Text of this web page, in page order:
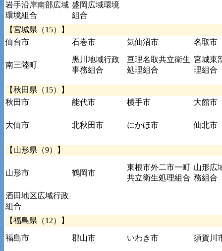
岩手沿岸南部広域
環境組合
盛岡広域環境
組合
【宮城県（15）】
仙台市
石巻市 気仙沼市 名取市
南三陸町
黒川地域行政
事務組合
亘理名取共立衛生
処理組合
宮城東
理組合
【秋田県（15）】
秋田市
能代市 横手市 大館市
大仙市 北秋田市 にかほ市 仙北市
【山形県（9）】
山形市 鶴岡市
東根市外二市一町
共立衛生処理組合
山形広
務組合
酒田地区広域行政
組合
【福島県（12）】
福島市 郡山市 いわき市 須賀川